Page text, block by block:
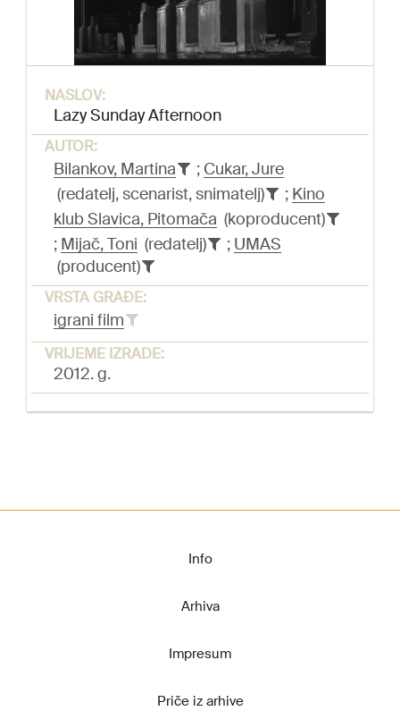
NASLOV:
Lazy Sunday Afternoon
AUTOR:
Bilankov, Martina ; Cukar, Jure
(redatelj, scenarist, snimatelj)
; Kino
klub Slavica, Pitomača (koproducent)
; Mijač, Toni (redatelj) ; UMAS
(producent)
VRSTA GRAĐE:
igrani film
VRIJEME IZRADE:
2012. g.
Info
Arhiva
Impresum
Priče iz arhive